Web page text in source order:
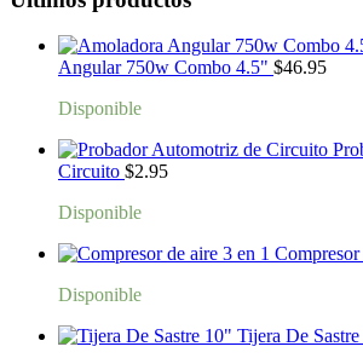
Angular 750w Combo 4.5" $46.95
Disponible
Circuito $2.95
Disponible
Compresor
Disponible
Tijera De